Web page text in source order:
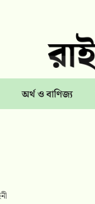
অর্থ ও বাণিজ্য